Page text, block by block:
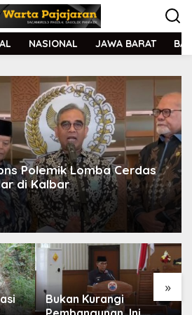
NASIONAL JAWA BARAT
Polemik Lomba Cerdas
di Kalbar
»
Bukan Kurangi